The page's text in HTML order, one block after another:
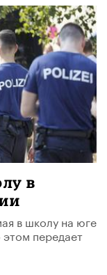
в
в школу на юге
передает